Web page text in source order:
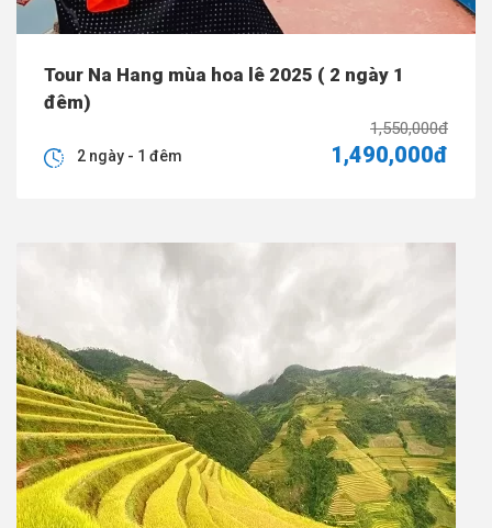
Tour Na Hang mùa hoa lê 2025 ( 2 ngày 1
đêm)
1,550,000đ
1,490,000đ
2 ngày - 1 đêm